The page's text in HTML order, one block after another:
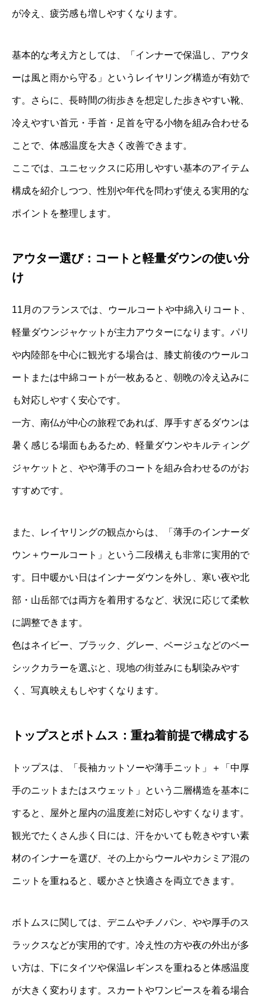
が冷え、疲労感も増しやすくなります。
基本的な考え方としては、「インナーで保温し、アウタ
ーは風と雨から守る」というレイヤリング構造が有効で
す。さらに、長時間の街歩きを想定した歩きやすい靴、
冷えやすい首元・手首・足首を守る小物を組み合わせる
ことで、体感温度を大きく改善できます。
ここでは、ユニセックスに応用しやすい基本のアイテム
構成を紹介しつつ、性別や年代を問わず使える実用的な
ポイントを整理します。
アウター選び：コートと軽量ダウンの使い分
け
11月のフランスでは、ウールコートや中綿入りコート、
軽量ダウンジャケットが主力アウターになります。パリ
や内陸部を中心に観光する場合は、膝丈前後のウールコ
ートまたは中綿コートが一枚あると、朝晩の冷え込みに
も対応しやすく安心です。
一方、南仏が中心の旅程であれば、厚手すぎるダウンは
暑く感じる場面もあるため、軽量ダウンやキルティング
ジャケットと、やや薄手のコートを組み合わせるのがお
すすめです。
また、レイヤリングの観点からは、「薄手のインナーダ
ウン＋ウールコート」という二段構えも非常に実用的で
す。日中暖かい日はインナーダウンを外し、寒い夜や北
部・山岳部では両方を着用するなど、状況に応じて柔軟
に調整できます。
色はネイビー、ブラック、グレー、ベージュなどのベー
シックカラーを選ぶと、現地の街並みにも馴染みやす
く、写真映えもしやすくなります。
トップスとボトムス：重ね着前提で構成する
トップスは、「長袖カットソーや薄手ニット」＋「中厚
手のニットまたはスウェット」という二層構造を基本に
すると、屋外と屋内の温度差に対応しやすくなります。
観光でたくさん歩く日には、汗をかいても乾きやすい素
材のインナーを選び、その上からウールやカシミア混の
ニットを重ねると、暖かさと快適さを両立できます。
ボトムスに関しては、デニムやチノパン、やや厚手のス
ラックスなどが実用的です。冷え性の方や夜の外出が多
い方は、下にタイツや保温レギンスを重ねると体感温度
が大きく変わります。スカートやワンピースを着る場合